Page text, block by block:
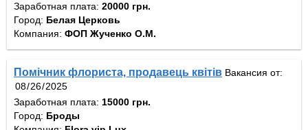
Заработная плата: 20000 грн.
Город: Белая Церковь
Компания: ФОП Жученко О.М.
Помічник флориста, продавець квітів Вакансия от:
Заработная плата: 15000 грн.
Город: Броды